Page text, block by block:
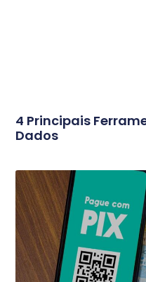
4 Principais
Dados